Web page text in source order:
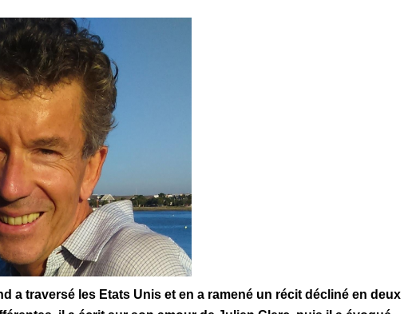
a traversé les Etats Unis et en a ramené un récit décliné en deux